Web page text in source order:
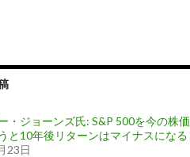
・ジョーンズ氏: S&P 500を今の株価
と10年後リターンはマイナスになる
23日